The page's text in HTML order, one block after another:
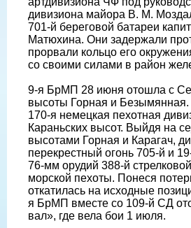
дивизиона майора В. М.
701-й береговой батареи
Матюхина. Они задержали
прорвали кольцо его
со своими силами в район
9-я БрМП 28 июня отошла с
высоты Горная и
170-я немецкая пехотная
Караньских высот. Выйдя на
высотами Горная и Карагач,
перекрестный огонь 705-й и
76-мм орудий 388-й
морской пехоты. Понеся
откатилась на исходные
я БрМП вместе со 109-й СД
вал», где вела бои 1 июля.